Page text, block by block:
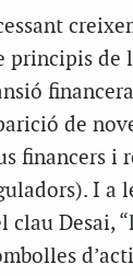
principis de
de
financers i
I a
clau Desai,